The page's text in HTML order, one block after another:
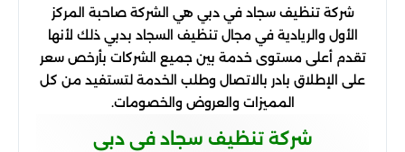
شركة تنظيف سجاد في دبي هي الشركة صاحبة المركز
الأول والريادية في مجال تنظيف السجاد بدبي ذلك لأنها
تقدم أعلى مستوى خدمة بين جميع الشركات بأرخص سعر
على الإطلاق بادر بالاتصال وطلب الخدمة لتستفيد من كل
المميزات والعروض والخصومات.
شركة تنظيف سجاد في دبي